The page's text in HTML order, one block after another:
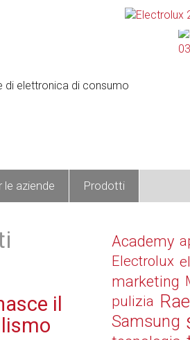
le aziende Prodotti
il
Academy
Electrolux
marketing
pulizia
Samsung